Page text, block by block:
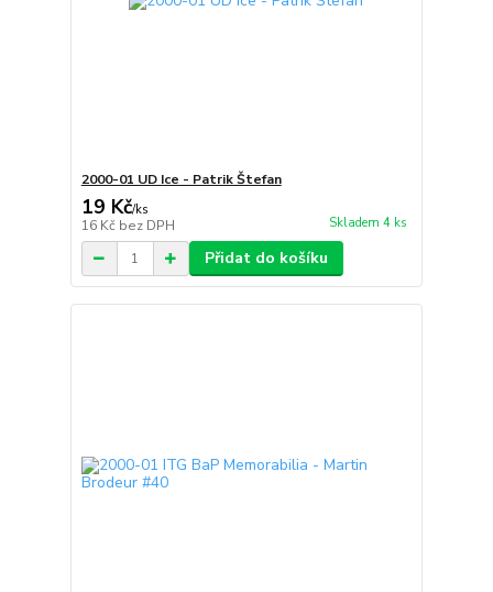
2000-01 UD Ice - Patrik Štefan
19 Kč/ks
16 Kč bez DPH Skladem 4 ks
Přidat do košíku